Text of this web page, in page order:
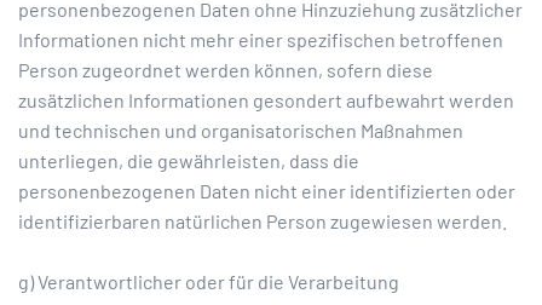
personenbezogenen Daten ohne Hinzuziehung zusätzlicher
Informationen nicht mehr einer spezifischen betroffenen
Person zugeordnet werden können, sofern diese
zusätzlichen Informationen gesondert aufbewahrt werden
und technischen und organisatorischen Maßnahmen
unterliegen, die gewährleisten, dass die
personenbezogenen Daten nicht einer identifizierten oder
identifizierbaren natürlichen Person zugewiesen werden.
g) Verantwortlicher oder für die Verarbeitung